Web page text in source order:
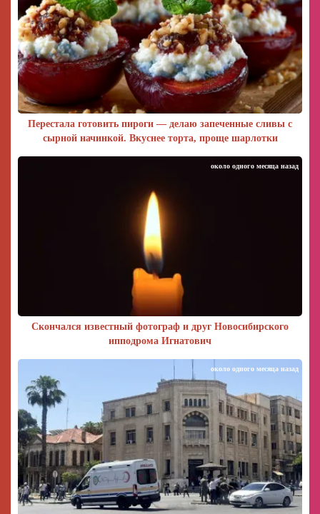
Перестала готовить пироги — делаю запеченные сливы с
сырной начинкой. Вкуснее торта, проще шарлотки
Скончался известный фотограф и друг Новосибирского
ипподрома Игнатович
около одного месяца назад
около одного месяца назад